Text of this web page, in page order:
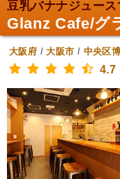
豆乳バナナジュース
Glanz Cafe/グ
大阪府 /大阪市 / 中央区
4.7